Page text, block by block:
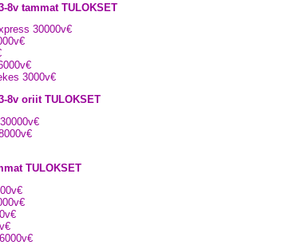
8v tammat TULOKSET
30000v€
3000v€
8v oriit TULOKSET
TULOKSET